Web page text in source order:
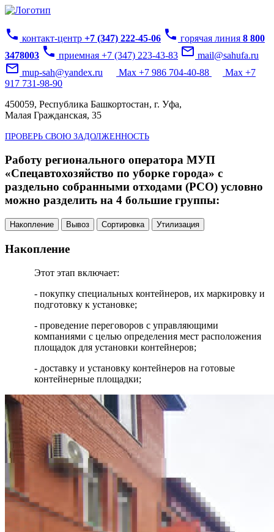
phone контакт-центр +7 (347) 222-45-06 phone горячая линия 8 800
3478003 phone приемная +7 (347) 223-43-83 mail_outline mail@sahufa.ru
mail_outline mup-sah@yandex.ru Max +7 986 704-40-88
Max +7
917 731-98-90
450059, Республика Башкортостан, г. Уфа,
Малая Гражданская, 35
ПРОВЕРЬ СВОЮ ЗАДОЛЖЕННОСТЬ
Работу регионального оператора МУП
«Спецавтохозяйство по уборке города» с
раздельно собранными отходами (РСО) условно
можно разделить на 4 большие группы:
Накопление Вывоз Сортировка Утилизация
Накопление
Этот этап включает:
- покупку специальных контейнеров, их маркировку и
подготовку к установке;
- проведение переговоров с управляющими
компаниями с целью определения мест расположения
площадок для установки контейнеров;
- доставку и установку контейнеров на готовые
контейнерные площадки;